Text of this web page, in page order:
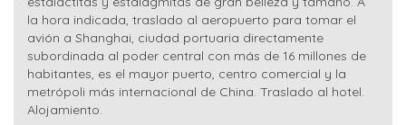
la hora indicada, traslado al aeropuerto para tomar el
avión a Shanghai, ciudad portuaria directamente
subordinada al poder central con más de 16 millones de
habitantes, es el mayor puerto, centro comercial y la
metrópoli más internacional de China. Traslado al hotel.
Alojamiento.